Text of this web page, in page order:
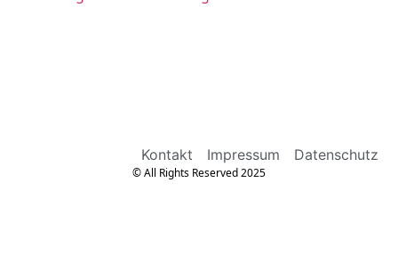
Kontakt Impressum Datenschutz
© All Rights Reserved 2025